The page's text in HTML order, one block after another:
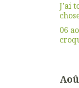
J’ai
06